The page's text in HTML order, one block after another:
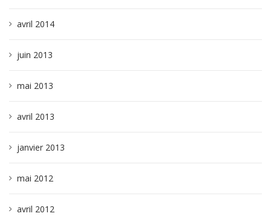
avril 2014
juin 2013
mai 2013
avril 2013
janvier 2013
mai 2012
avril 2012